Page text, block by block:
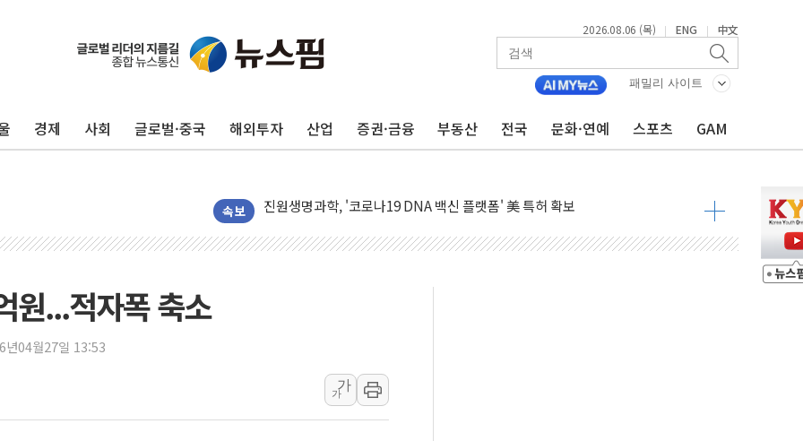
2026.08.06 (목) | ENG | 中文
패밀리 사이트
경제 사회 글로벌·중국 해외투자 산업 증권·금융 부동산 전국 문화·연예 스포츠 GAM
속보
뉴인텍, 하반기 '전력용 커패시터' 사업 확대
듀오백 정관영 대표, 자사주 추가 매입
휴젤, 매출 2545억원·영업익 1037억원…상반기 역대 최대
포스코, 희귀가스 사업 항공우주·방산으로 넓힌다
경북도·대구시 '2차 공공기관 이전' 대응 '맞손'
서울 아파트값 0.26%↑…상승폭 커졌지만 고가주택 밀집된 강남·서초 둔화
딥시크, AI 서비스 가격 대대적 인상 계획...업계 파장 예고
구리시 입주업종 확대…'현대 테라타워 구리갈매' 공급
KCC, 실적은 주춤했지만…'매출 절반' 실리콘 반등에 하반기 기대
정점식 "사관학교 통합 정치 프레임에 졸속 추진…'잼데믹' 안보까지 몰고 와"
원...적자폭 축소
년04월27일 13:53
가
가